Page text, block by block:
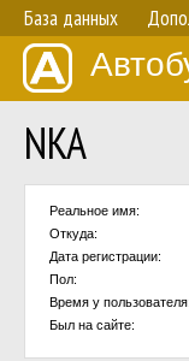
База данных
NKA
Реальное имя:
Откуда:
Дата регистрации:
Пол:
Время у пользователя:
Был на сайте: